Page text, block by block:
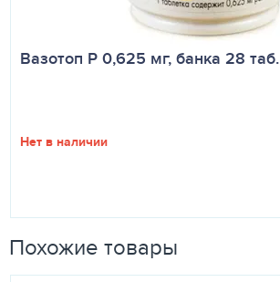
Вазотоп P 0,625 мг, банка 28 таб.
Нет в наличии
Похожие товары